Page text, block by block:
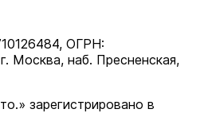
ОГРН:
Москва, наб. Пресненская,
зарегистрировано в